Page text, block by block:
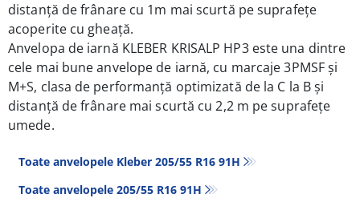
distanţă de frânare cu 1m mai scurtă pe suprafeţe
acoperite cu gheaţă.
Anvelopa de iarnă KLEBER KRISALP HP3 este una dintre
cele mai bune anvelope de iarnă, cu marcaje 3PMSF și
M+S, clasa de performanță optimizată de la C la B și
distanță de frânare mai scurtă cu 2,2 m pe suprafeţe
umede.
Toate anvelopele Kleber 205/55 R16 91H
Toate anvelopele‎ 205/55 R16 91H